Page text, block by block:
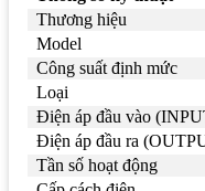
Thương hiệu
Model
Công suất định mức
Loại
Điện áp đầu vào
Điện áp đầu ra
Tần số hoạt động